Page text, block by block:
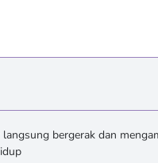
bergerak dan